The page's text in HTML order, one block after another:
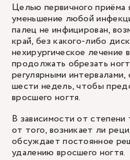
Целью первичного приёма
уменьшение любой
палец не инфицирован,
край, без какого-либо
нехирургическое лечение
продолжать обрезать
регулярными
шести недель, чтобы
вросшего ногтя.
В зависимости от
от того, возникает ли
обсуждает постоянное
удалению вросшего ногтя.